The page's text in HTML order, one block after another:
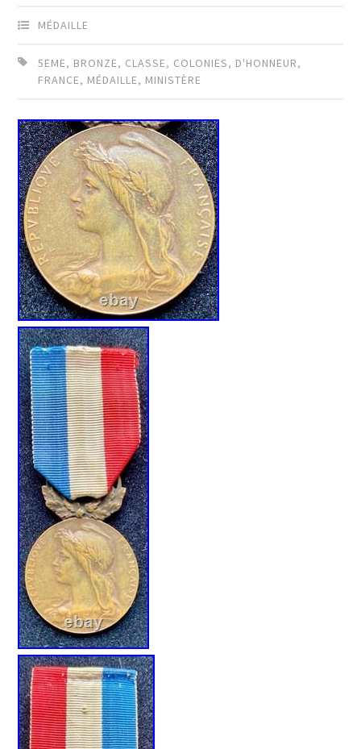
MÉDAILLE
5EME, BRONZE, CLASSE, COLONIES, D'HONNEUR,
FRANCE, MÉDAILLE, MINISTÈRE